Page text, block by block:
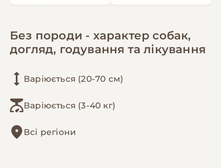
Без породи - характер собак,
догляд, годування та лікування
Варіюється (20-70 см)
Варіюється (3-40 кг)
Всі регіони